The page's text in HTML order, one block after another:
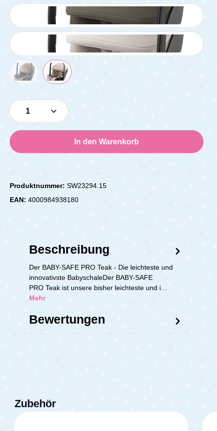
Produkt Anzahl: Gib den gewünschten
In den Warenkorb
Produktnummer: SW23294.15
EAN: 4000984938180
Beschreibung
Der BABY-SAFE PRO Teak - Die leichteste und
innovativste BabyschaleDer BABY-SAFE
PRO Teak ist unsere bisher leichteste und i…
Mehr
Bewertungen
Zubehör